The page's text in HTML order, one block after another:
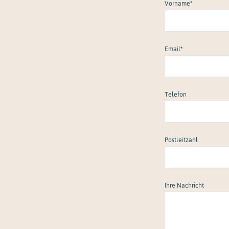
Vorname*
Email*
Telefon
Postleitzahl
Ihre Nachricht